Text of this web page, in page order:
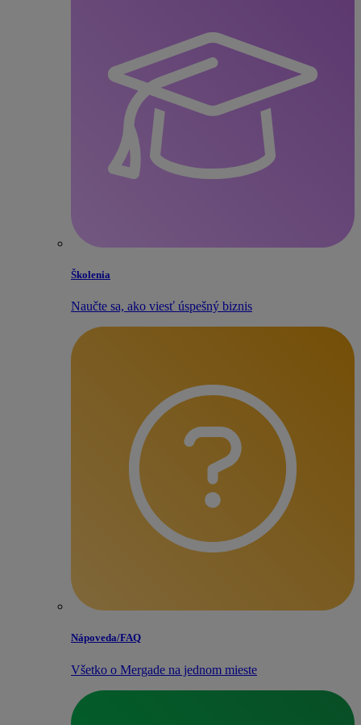
Školenia
Naučte sa, ako viesť úspešný biznis
Nápoveda/​FAQ
Všetko o Mergade na jednom mieste